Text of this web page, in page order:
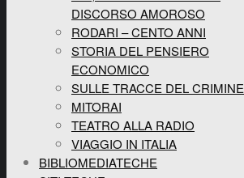
DISCORSO AMOROSO
RODARI – CENTO ANNI
STORIA DEL PENSIERO
ECONOMICO
SULLE TRACCE DEL CRIMINE
MITORAI
TEATRO ALLA RADIO
VIAGGIO IN ITALIA
BIBLIOMEDIATECHE